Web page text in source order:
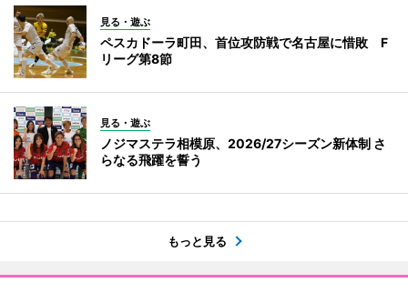
見る・遊ぶ
ペスカドーラ町田、首位攻防戦で名古屋に惜敗 F
リーグ第8節
見る・遊ぶ
ノジマステラ相模原、2026/27シーズン新体制 さ
らなる飛躍を誓う
もっと見る